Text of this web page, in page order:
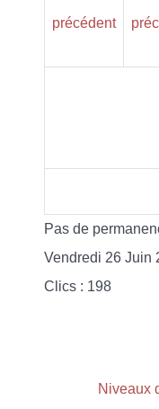
Pas de
Vendredi 26 Juin
Clics : 198
Niveaux